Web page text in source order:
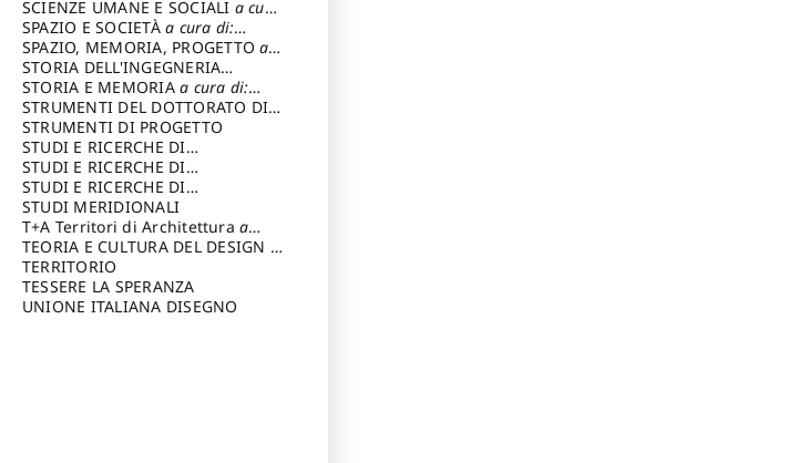
Marcello
Comportamento
SCIENZE UMANE E SOCIALI a cura
di: Iannizzi Salvatore
SPAZIO E SOCIETÀa cura di:
Cassetti Roberto
SPAZIO, MEMORIA, PROGETTOa
cura di: Rossi Massimo
STORIA DELL'INGEGNERIA
STRUTTURALE IN ITALIAa cura di:
Poretti Sergio
STORIA E MEMORIAa cura di:
Rossi Lauro
STRUMENTI DEL DOTTORATO DI
RICERCA IN RILIEVO E
RAPPRESENTAZIONE
DELL’ARCHITETTURA E
DELL’AMBIENTEa cura di: Migliari
Riccardo
STRUMENTI DI PROGETTO
STUDI E RICERCHE DI
ARCHEOLOGIA IN SICILIA
di: Pelagatti Paola
STUDI E RICERCHE DI
ARCHITETTURA del Dipartimento
di Architettura Università degli
Studi G. d' Annunzio
STUDI E RICERCHE DI
ARCHITETTURA del Dipartimento
di Architettura Università degli
Studi G. d' Annunzio, Chieti-
Pescaraa cura di: Fusero Paolo
STUDI MERIDIONALI
T+A Territori di Architetturaa
cura di: Ramazzotti Luigi
TEORIA E CULTURA DEL DESIGN a
cura di: Furlanis Giuseppe
TERRITORIO
TESSERE LA SPERANZA
UNIONE ITALIANA DISEGNO